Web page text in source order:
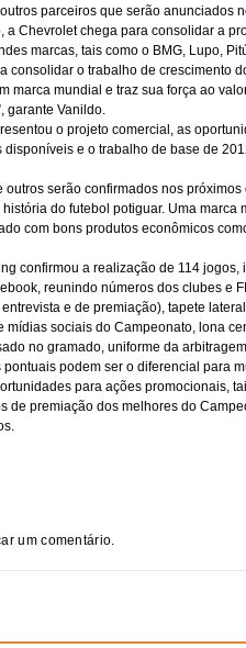
parceiros que serão anunciados
a Chevrolet chega para consolidar a
marcas, tais como o BMG, Lupo,
consolidar o trabalho de crescimento
marca mundial e traz sua força ao
garante Vanildo.
o projeto comercial, as
e o trabalho de base de
outros serão confirmados nos
do futebol potiguar. Uma marca
com bons produtos econômicos
confirmou a realização de 114
reunindo números dos clubes e
e de premiação), tapete
mídias sociais do Campeonato, lona
no gramado, uniforme da
podem ser o diferencial para
para ações promocionais,
de premiação dos melhores do
um comentário.